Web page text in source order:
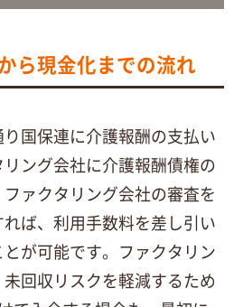
ら現金化までの流れ
国保連に介護報酬の支払い
ング会社に介護報酬債権の
ァクタリング会社の審査を
ば、利用手数料を差し引い
が可能です。ファクタリン
回収リスクを軽減するため